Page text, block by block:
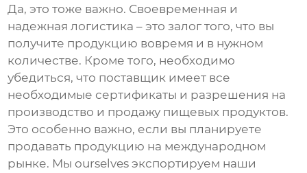
Да, это тоже важно. Своевременная и
надежная логистика – это залог того, что вы
получите продукцию вовремя и в нужном
количестве. Кроме того, необходимо
убедиться, что поставщик имеет все
необходимые сертификаты и разрешения на
производство и продажу пищевых продуктов.
Это особенно важно, если вы планируете
продавать продукцию на международном
рынке. Мы ourselves экспортируем наши